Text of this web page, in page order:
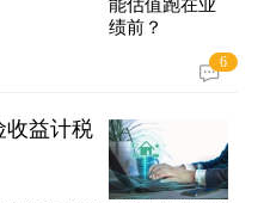
6
收益计税